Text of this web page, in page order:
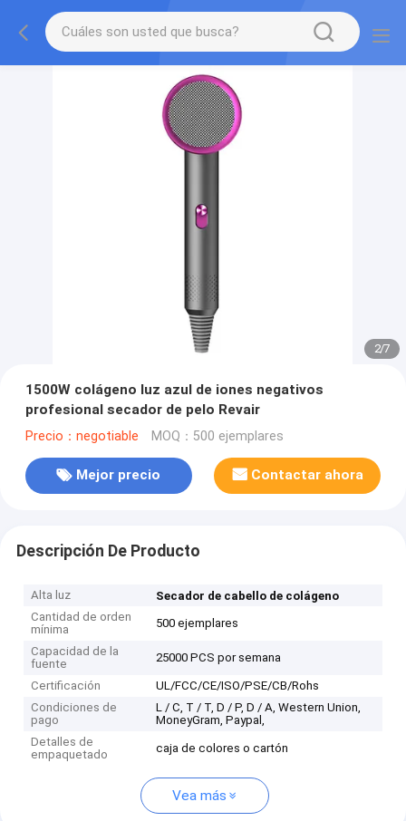
2/7
1500W colágeno luz azul de iones negativos
profesional secador de pelo Revair
Precio：negotiable MOQ：500 ejemplares
Mejor precio Contactar ahora
Descripción De Producto
Alta luz
Secador de cabello de colágeno
Cantidad de orden
mínima
500 ejemplares
Capacidad de la
fuente
25000 PCS por semana
Certificación
UL/FCC/CE/ISO/PSE/CB/Rohs
Condiciones de
pago
L / C, T / T, D / P, D / A, Western Union,
MoneyGram, Paypal,
Detalles de
empaquetado
caja de colores o cartón
Vea más